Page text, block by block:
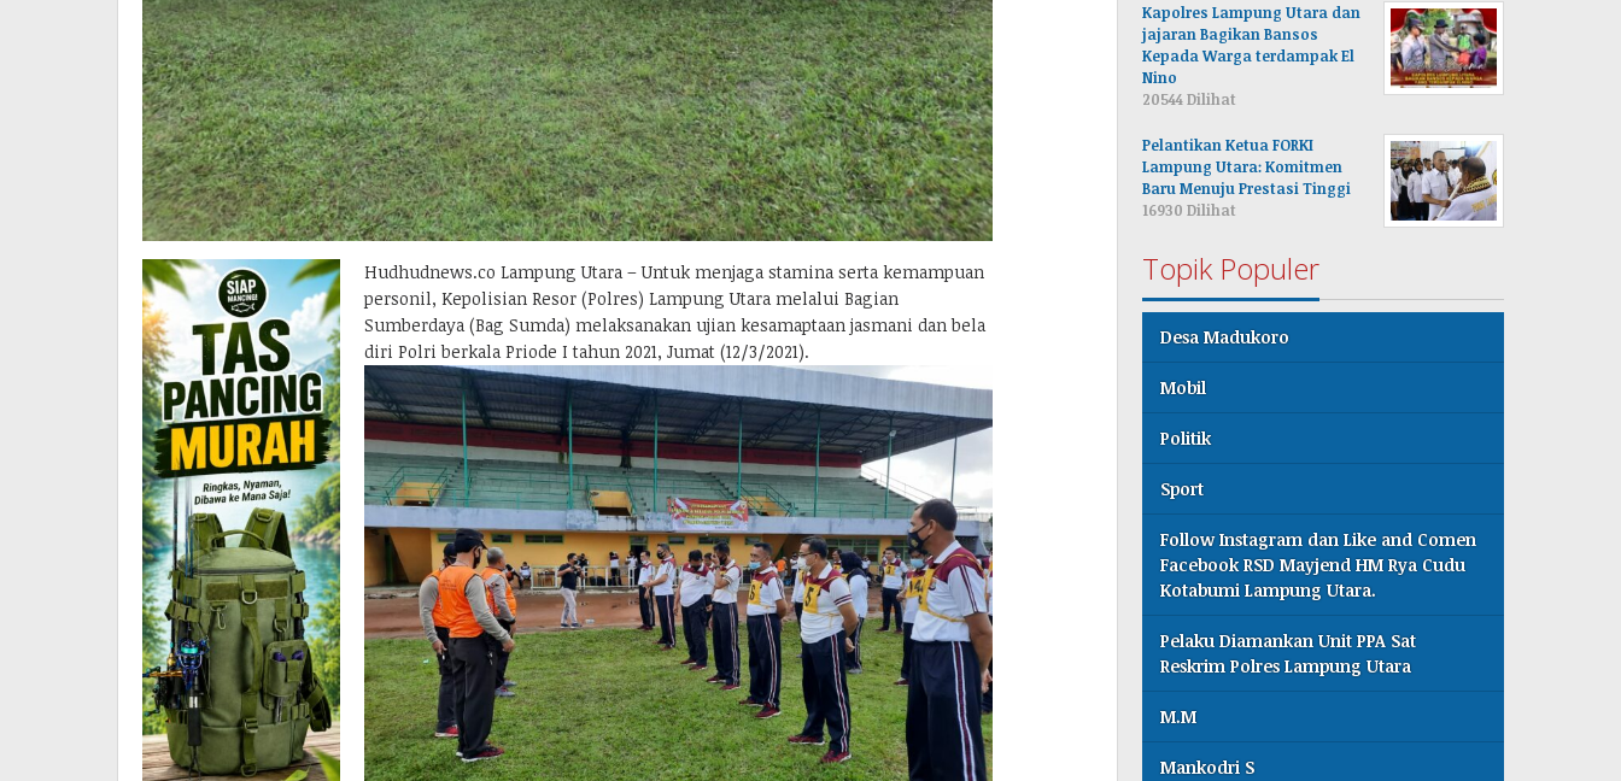
Hudhudnews.co Lampung Utara – Untuk menjaga stamina serta kemampuan
personil, Kepolisian Resor (Polres) Lampung Utara melalui Bagian
Sumberdaya (Bag Sumda) melaksanakan ujian kesamaptaan jasmani dan bela
diri Polri berkala Priode I tahun 2021, Jumat (12/3/2021).
Kapolres Lampung Utara dan
jajaran Bagikan Bansos
Kepada Warga terdampak El
Nino
20544 Dilihat
Pelantikan Ketua FORKI
Lampung Utara: Komitmen
Baru Menuju Prestasi Tinggi
16930 Dilihat
Topik Populer
Desa Madukoro
Mobil
Politik
Sport
Follow Instagram dan Like and Comen
Facebook RSD Mayjend HM Rya Cudu
Kotabumi Lampung Utara.
Pelaku Diamankan Unit PPA Sat
Reskrim Polres Lampung Utara
M.M
Mankodri S